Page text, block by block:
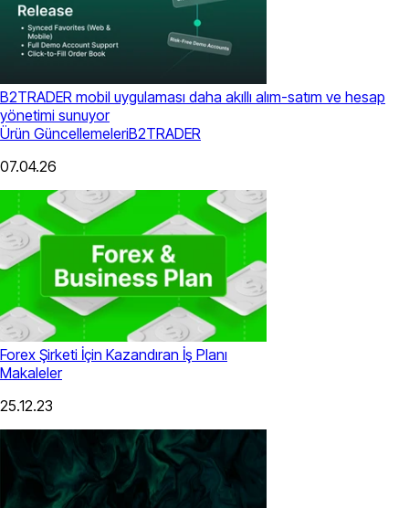
B2TRADER mobil uygulaması daha akıllı alım-satım ve hesap
yönetimi sunuyor
Ürün GüncellemeleriB2TRADER
07.04.26
Forex Şirketi İçin Kazandıran İş Planı
Makaleler
25.12.23